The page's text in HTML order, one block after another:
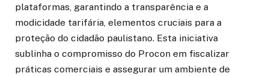
plataformas, garantindo a transparência e a
modicidade tarifária, elementos cruciais para a
proteção do cidadão paulistano. Esta iniciativa
sublinha o compromisso do Procon em fiscalizar
práticas comerciais e assegurar um ambiente de